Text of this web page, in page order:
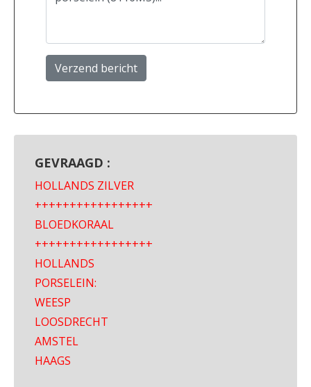
Verzend bericht
GEVRAAGD :
HOLLANDS ZILVER
+++++++++++++++++
BLOEDKORAAL
+++++++++++++++++
HOLLANDS
PORSELEIN:
WEESP
LOOSDRECHT
AMSTEL
HAAGS